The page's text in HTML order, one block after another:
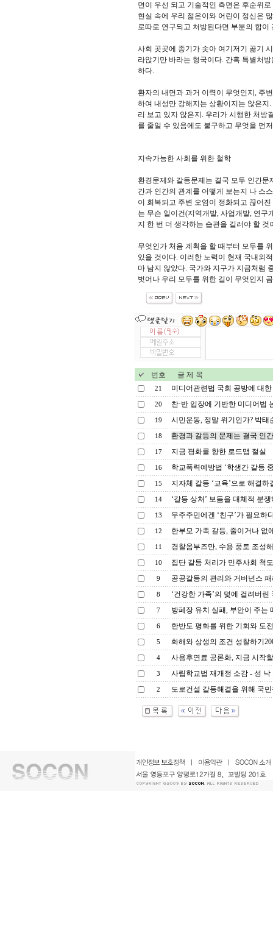
면이 우선 되고 기술적인 측면은 후순위
현실 속에 우리 젊은이와 어린이 정신은
로따로 연구되고 처방된다면 부분의 합
사회 곳곳에 종기가 솟아 여기저기 곪기
라앉기만 바라는 형국이다. 간혹 특별처
하다.
환자의 내면과 과거 이력이 무엇인지, 주
하여 내성만 강해지는 상황이지는 않은
리 보고 있지 않은지. 우리가 시행한 처방
를 줄일 수 있음에도 불구하고 무엇을 먼
지속가능한 사회를 위한 철학
환경문제와 갈등문제는 결국 모두 인간
간과 인간의 관계를 어떻게 보는지 나 스
이 회복되고 주변 오염이 정화되고 끊어
는 무슨 일이건(지역개발, 사업개발, 연구
지 한 번 더 생각하는 습관을 길러야 할 것
무엇인가 처음 계획을 할 때부터 모두를
있을 것이다. 이러한 노력이 현재 국내외
마 남지 않았다. 국가와 지구가 지금처럼
벗어나 우리 모두를 위한 길이 무엇인지
번호 글 제 목
21 미디어관련법 국회 공방에 대
20 찬·반 입장에 기반한 미디어법
19 시민운동, 정말 위기인가? 박태
18 환경과 갈등의 문제는 결국 인
17 지금 평화를 향한 로드맵 절실
16 학교폭력예방법 ‘학생간 갈등
15 지자체 갈등 ‘교육’으로 해결
14 ‘갈등 상처’ 보듬을 대체적 분
13 무주주민에겐 ‘친구’가 필요하
12 한부모 가족 갈등, 줄이거나 없
11 경찰옴부즈만, 수용 풍토 조성
10 집단 갈등 처리가 민주사회 척
9 공공갈등의 관리와 거버넌스
8 ‘건강한 가족’의 덫에 걸려버린
7 방폐장 유치 실패, 부안이 주는
6 한반도 평화를 위한 기회와 도
5 화해와 상생의 조건 성찰하기
4 사용후연료 공론화, 지금 시작
3 사립학교법 재개정 소감 - 성 낙
2 도로건설 갈등해결을 위해 국